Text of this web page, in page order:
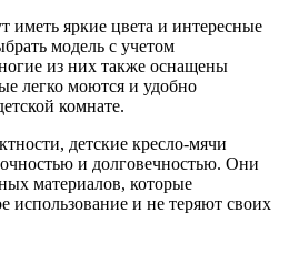
иметь яркие цвета и интересные
модель с учетом
из них также оснащены
легко моются и удобно
комнате.
детские кресло-мячи
и долговечностью. Они
материалов, которые
использование и не теряют своих